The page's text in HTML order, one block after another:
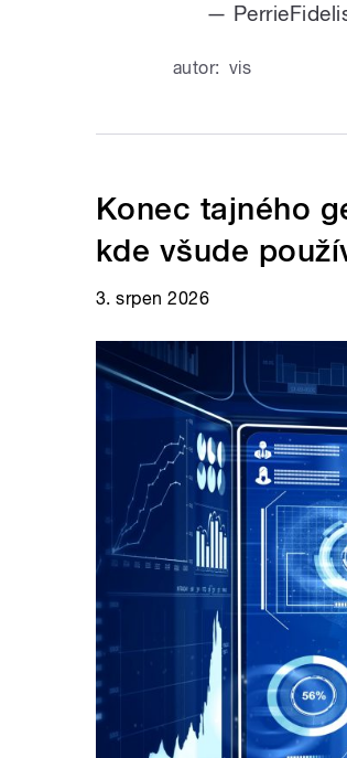
—
autor: vis
Konec tajného
kde všude
3. srpen 2026